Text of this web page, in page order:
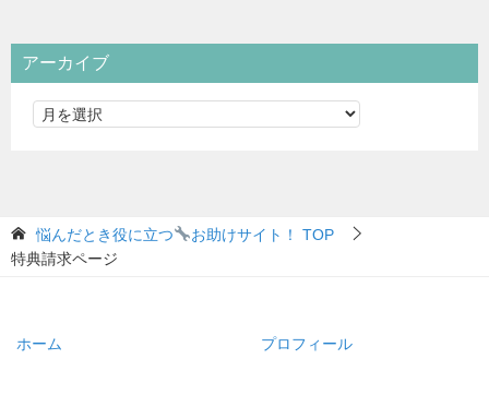
アーカイブ
悩んだとき役に立つ お助けサイト！
TOP
特典請求ページ
ホーム プロフィール